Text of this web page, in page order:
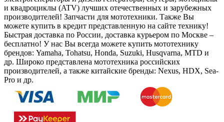
и квадроциклы (ATV) лучших отечественных и зарубежных
производителей! Запчасти для мототехники. Также Вы
можете купить в кредит представленную на сайте технику!
Быстрая доставка по России, доставка курьером по Москве –
бесплатно! У нас Вы всегда можете купить мототехнику
брендов: Yamaha, Tohatsu, Honda, Suzuki, Husqvarna, MTD и
др. Широко представлена мототехника российских
производителей, а также китайские бренды: Nexus, HDX, Sea-
Pro и др.